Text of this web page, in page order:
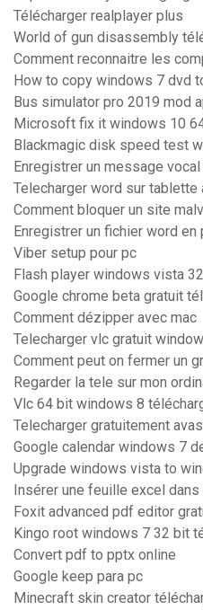
Télécharger realplayer plus
World of gun disassembly
Comment reconnaitre les
How to copy windows 7 dvd
Bus simulator pro 2019 mod
Microsoft fix it windows 10
Blackmagic disk speed test
Enregistrer un message
Telecharger word sur tablette
Comment bloquer un site
Enregistrer un fichier word
Viber setup pour pc
Flash player windows vista 32
Google chrome beta gratuit
Comment dézipper avec mac
Telecharger vlc gratuit
Comment peut on fermer un
Regarder la tele sur mon
Vlc 64 bit windows 8
Telecharger gratuitement
Google calendar windows 7
Upgrade windows vista to
Insérer une feuille excel
Foxit advanced pdf editor
Kingo root windows 7 32 bit
Convert pdf to pptx online
Google keep para pc
Minecraft skin creator